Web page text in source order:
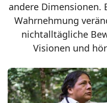
andere Dimensionen.
Wahrnehmung
nichtalltägliche
Visionen und